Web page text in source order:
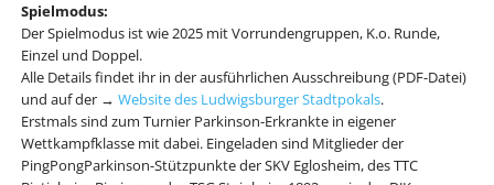
Spielmodus:
Der Spielmodus ist wie 2025 mit Vorrundengruppen, K.o. Runde,
Einzel und Doppel.
Alle Details findet ihr in der ausführlichen Ausschreibung (PDF-Datei)
und auf der → Website des Ludwigsburger Stadtpokals.
Erstmals sind zum Turnier Parkinson-Erkrankte in eigener
Wettkampfklasse mit dabei. Eingeladen sind Mitglieder der
PingPongParkinson-Stützpunkte der SKV Eglosheim, des TTC